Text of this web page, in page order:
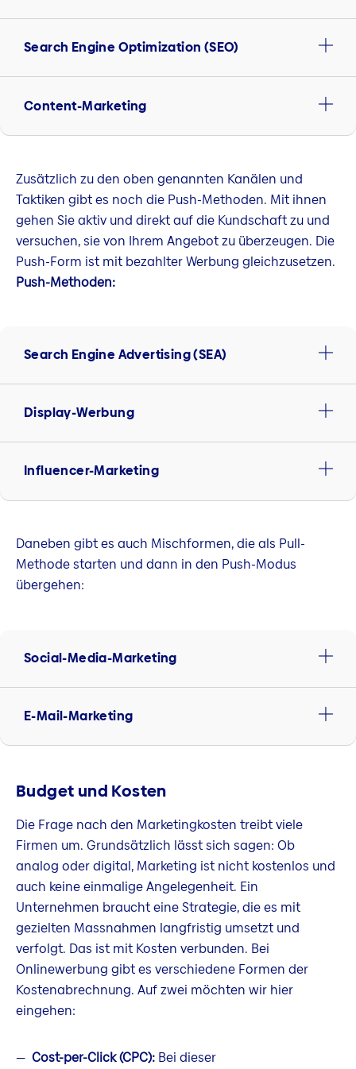
Search Engine Optimization (SEO)
Content-Marketing
Zusätzlich zu den oben genannten Kanälen und
Taktiken gibt es noch die Push-Methoden. Mit ihnen
gehen Sie aktiv und direkt auf die Kundschaft zu und
versuchen, sie von Ihrem Angebot zu überzeugen. Die
Push-Form ist mit bezahlter Werbung gleichzusetzen.
Push-Methoden:
Search Engine Advertising (SEA)
Display-Werbung
Influencer-Marketing
Daneben gibt es auch Mischformen, die als Pull-
Methode starten und dann in den Push-Modus
übergehen:
Social-Media-Marketing
E-Mail-Marketing
Budget und Kosten
Die Frage nach den Marketingkosten treibt viele
Firmen um. Grundsätzlich lässt sich sagen: Ob
analog oder digital, Marketing ist nicht kostenlos und
auch keine einmalige Angelegenheit. Ein
Unternehmen braucht eine Strategie, die es mit
gezielten Massnahmen langfristig umsetzt und
verfolgt. Das ist mit Kosten verbunden. Bei
Onlinewerbung gibt es verschiedene Formen der
Kostenabrechnung. Auf zwei möchten wir hier
eingehen:
Cost-per-Click (CPC): Bei dieser